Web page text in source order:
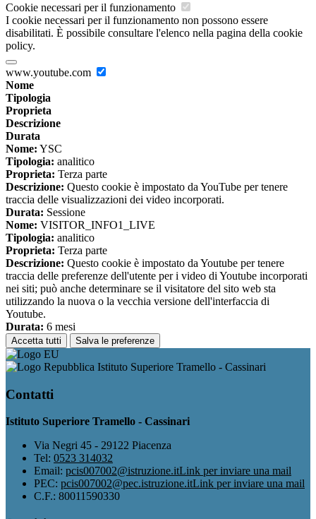
Cookie necessari per il funzionamento
I cookie necessari per il funzionamento non possono essere
disabilitati. È possibile consultare l'elenco nella pagina della cookie
policy.
www.youtube.com
Nome
Tipologia
Proprieta
Descrizione
Durata
Nome: YSC
Tipologia: analitico
Proprieta: Terza parte
Descrizione: Questo cookie è impostato da YouTube per tenere
traccia delle visualizzazioni dei video incorporati.
Durata: Sessione
Nome: VISITOR_INFO1_LIVE
Tipologia: analitico
Proprieta: Terza parte
Descrizione: Questo cookie è impostato da Youtube per tenere
traccia delle preferenze dell'utente per i video di Youtube incorporati
nei siti; può anche determinare se il visitatore del sito web sta
utilizzando la nuova o la vecchia versione dell'interfaccia di
Youtube.
Durata: 6 mesi
Accetta tutti Salva le preferenze
Istituto Superiore Tramello - Cassinari
Contatti
Istituto Superiore Tramello - Cassinari
Via Negri 45 - 29122 Piacenza
Tel: 0523 314032
Email: pcis007002@istruzione.itLink per inviare una mail
PEC: pcis007002@pec.istruzione.itLink per inviare una mail
C.F.: 80011590330